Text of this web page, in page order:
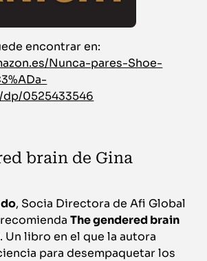
encontrar en:
Nunca-pares-Shoe-
0525433546
brain de Gina
, Socia Directora de Afi Global
The gendered brain
. Un libro en el que la autora
para desempaquetar los